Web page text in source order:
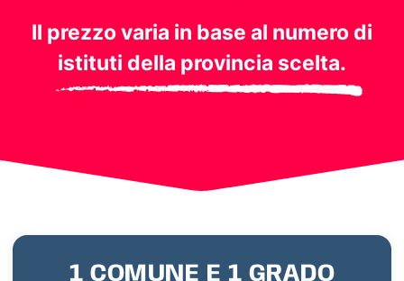
Il prezzo varia in base al numero di
istituti della provincia scelta.
1 COMUNE E 1 GRADO